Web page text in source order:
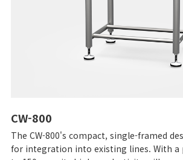
CW-800
The CW-800's compact, single-framed
for integration into existing lines. With a